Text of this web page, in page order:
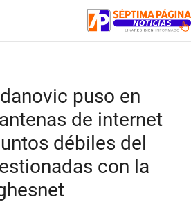
puso en
de internet
débiles del
con la